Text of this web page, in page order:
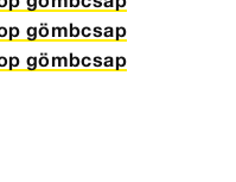
gömbcsap
gömbcsap